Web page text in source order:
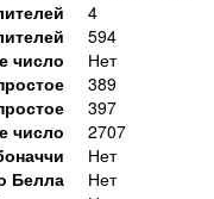
4
594
число
Нет
389
397
число
2707
Нет
Белла
Нет